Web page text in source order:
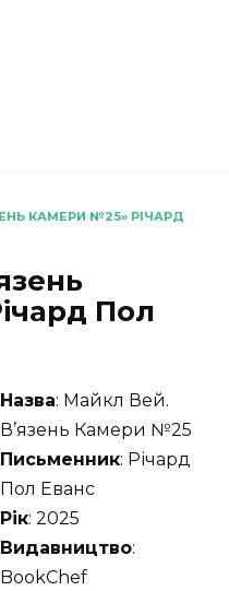
КАМЕРИ №25» РІЧАРД
Пол
Назва: Майкл Вей.
В’язень Камери №25
Письменник: Річард
Пол Еванс
Рік: 2025
Видавництво:
BookChef